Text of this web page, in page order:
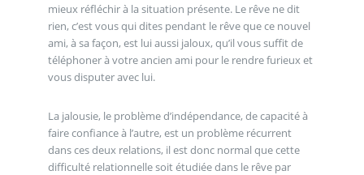
mieux réfléchir à la situation présente. Le rêve ne dit
rien, c’est vous qui dites pendant le rêve que ce nouvel
ami, à sa façon, est lui aussi jaloux, qu’il vous suffit de
téléphoner à votre ancien ami pour le rendre furieux et
vous disputer avec lui.
La jalousie, le problème d’indépendance, de capacité à
faire confiance à l’autre, est un problème récurrent
dans ces deux relations, il est donc normal que cette
difficulté relationnelle soit étudiée dans le rêve par